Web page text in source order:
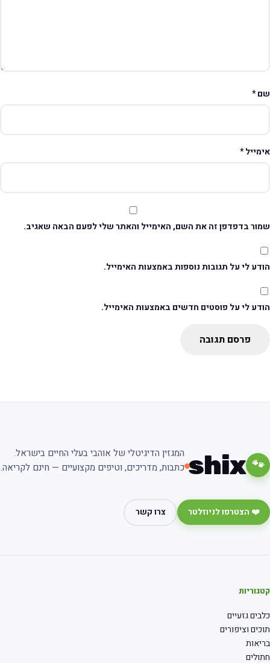
*
*
בדפדפן זה את השם, האימייל והאתר שלי לפעם הבאה שאגיב.
לי על תגובות נוספות באמצעות האימייל.
לי על פוסטים חדשים באמצעות האימייל.
פרסם תגובה
🐾
shix
המגזין הדיגיטלי של אוהבי בעלי החיים בישראל.
כתבות, מדריכים, וטיפים מקצועיים — חינם לקריאה.
❤️ הצטרפו לניוזלטר צרו קשר
גזעיים
וציפורים